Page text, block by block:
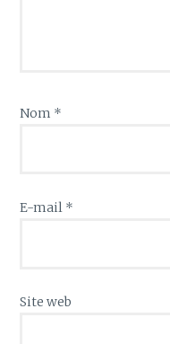
Nom *
E-mail *
Site web